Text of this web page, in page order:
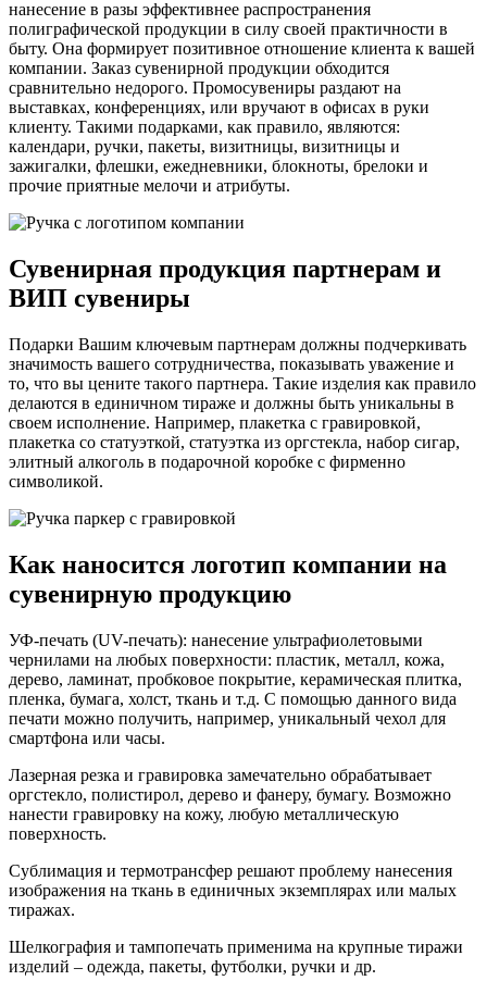
нанесение в разы эффективнее распространения
полиграфической продукции в силу своей практичности в
быту. Она формирует позитивное отношение клиента к вашей
компании. Заказ сувенирной продукции обходится
сравнительно недорого. Промосувениры раздают на
выставках, конференциях, или вручают в офисах в руки
клиенту. Такими подарками, как правило, являются:
календари, ручки, пакеты, визитницы, визитницы и
зажигалки, флешки, ежедневники, блокноты, брелоки и
прочие приятные мелочи и атрибуты.
Сувенирная продукция партнерам и
ВИП сувениры
Подарки Вашим ключевым партнерам должны подчеркивать
значимость вашего сотрудничества, показывать уважение и
то, что вы цените такого партнера. Такие изделия как правило
делаются в единичном тираже и должны быть уникальны в
своем исполнение. Например, плакетка с гравировкой,
плакетка со статуэткой, статуэтка из оргстекла, набор сигар,
элитный алкоголь в подарочной коробке с фирменно
символикой.
Как наносится логотип компании на
сувенирную продукцию
УФ-печать (UV-печать): нанесение ультрафиолетовыми
чернилами на любых поверхности: пластик, металл, кожа,
дерево, ламинат, пробковое покрытие, керамическая плитка,
пленка, бумага, холст, ткань и т.д. С помощью данного вида
печати можно получить, например, уникальный чехол для
смартфона или часы.
Лазерная резка и гравировка замечательно обрабатывает
оргстекло, полистирол, дерево и фанеру, бумагу. Возможно
нанести гравировку на кожу, любую металлическую
поверхность.
Сублимация и термотрансфер решают проблему нанесения
изображения на ткань в единичных экземплярах или малых
тиражах.
Шелкография и тампопечать применима на крупные тиражи
изделий – одежда, пакеты, футболки, ручки и др.